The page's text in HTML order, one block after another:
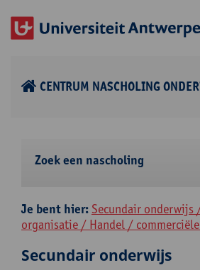
CENTRUM NASCHOLING
Zoek een nascholing
Je bent hier: Secundair onderwijs
organisatie / Handel /
Secundair onderwijs